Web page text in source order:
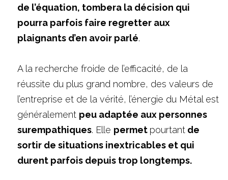
de l’équation, tombera la décision qui
pourra parfois faire regretter aux
plaignants d’en avoir parlé.
A la recherche froide de l’efficacité, de la
réussite du plus grand nombre, des valeurs de
l’entreprise et de la vérité, l’énergie du Métal est
généralement peu adaptée aux personnes
surempathiques. Elle permet pourtant de
sortir de situations inextricables et qui
durent parfois depuis trop longtemps.